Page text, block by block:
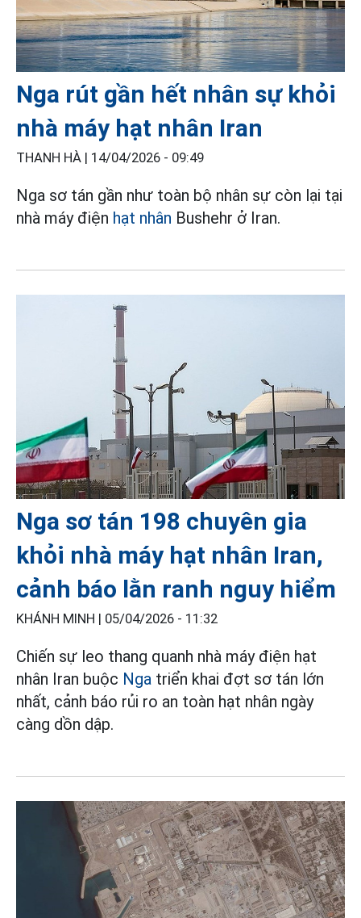
Nga rút gần hết nhân sự khỏi
nhà máy hạt nhân Iran
THANH HÀ | 14/04/2026 - 09:49
Nga sơ tán gần như toàn bộ nhân sự còn lại tại
nhà máy điện hạt nhân Bushehr ở Iran.
Nga sơ tán 198 chuyên gia
khỏi nhà máy hạt nhân Iran,
cảnh báo lằn ranh nguy hiểm
KHÁNH MINH | 05/04/2026 - 11:32
Chiến sự leo thang quanh nhà máy điện hạt
nhân Iran buộc Nga triển khai đợt sơ tán lớn
nhất, cảnh báo rủi ro an toàn hạt nhân ngày
càng dồn dập.